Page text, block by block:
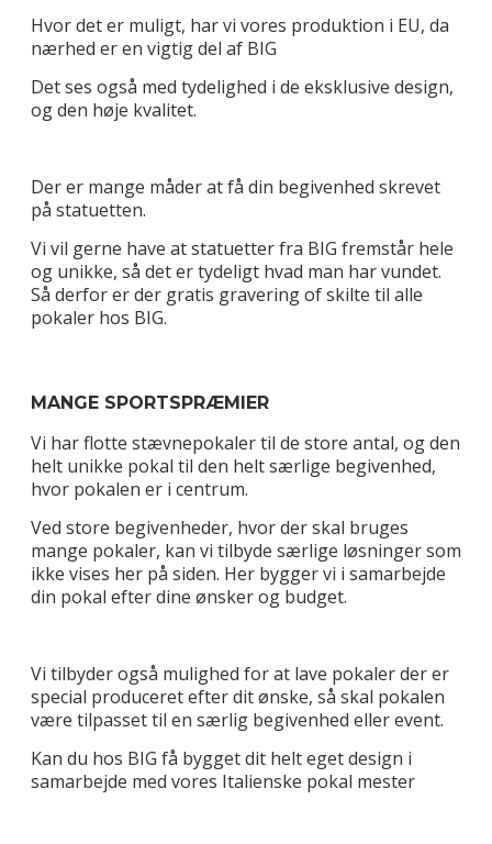
Hvor det er muligt, har vi vores produktion i EU, da
nærhed er en vigtig del af BIG
Det ses også med tydelighed i de eksklusive design,
og den høje kvalitet.
Der er mange måder at få din begivenhed skrevet
på statuetten.
Vi vil gerne have at statuetter fra BIG fremstår hele
og unikke, så det er tydeligt hvad man har vundet.
Så derfor er der gratis gravering of skilte til alle
pokaler hos BIG.
MANGE SPORTSPRÆMIER
Vi har flotte stævnepokaler til de store antal, og den
helt unikke pokal til den helt særlige begivenhed,
hvor pokalen er i centrum.
Ved store begivenheder, hvor der skal bruges
mange pokaler, kan vi tilbyde særlige løsninger som
ikke vises her på siden. Her bygger vi i samarbejde
din pokal efter dine ønsker og budget.
Vi tilbyder også mulighed for at lave pokaler der er
special produceret efter dit ønske, så skal pokalen
være tilpasset til en særlig begivenhed eller event.
Kan du hos BIG få bygget dit helt eget design i
samarbejde med vores Italienske pokal mester